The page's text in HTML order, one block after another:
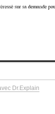
Dr.Explain